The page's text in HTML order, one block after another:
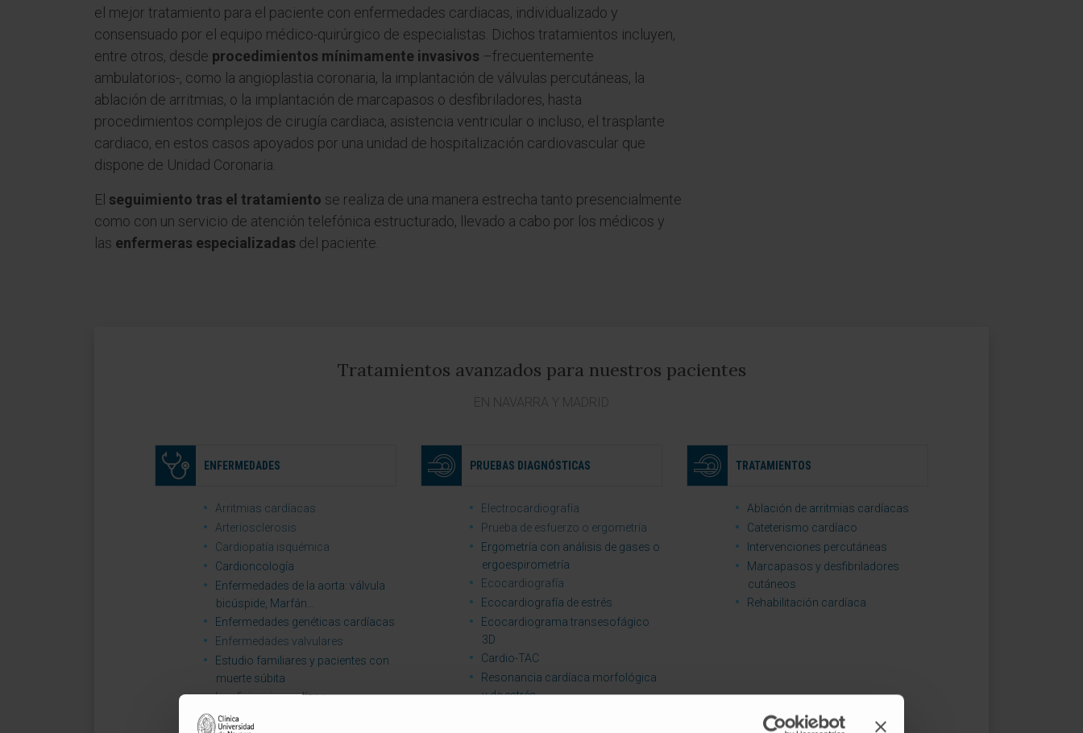
el mejor tratamiento para el paciente con enfermedades cardiacas, individualizado y
consensuado por el equipo médico-quirúrgico de especialistas. Dichos tratamientos incluyen,
entre otros, desde procedimientos mínimamente invasivos –frecuentemente
ambulatorios-, como la angioplastia coronaria, la implantación de válvulas percutáneas, la
ablación de arritmias, o la implantación de marcapasos o desfibriladores, hasta
procedimientos complejos de cirugía cardiaca, asistencia ventricular o incluso, el trasplante
cardiaco, en estos casos apoyados por una unidad de hospitalización cardiovascular que
dispone de Unidad Coronaria.
El seguimiento tras el tratamiento se realiza de una manera estrecha tanto presencialmente
como con un servicio de atención telefónica estructurado, llevado a cabo por los médicos y
las enfermeras especializadas del paciente.
Tratamientos avanzados para nuestros pacientes
EN NAVARRA Y MADRID
ENFERMEDADES
Arritmias cardíacas
Arteriosclerosis
Cardiopatía isquémica
Cardioncología
Enfermedades de la aorta: válvula
bicúspide, Marfán...
Enfermedades genéticas cardíacas
Enfermedades valvulares
Estudio familiares y pacientes con
muerte súbita
Insuficiencia cardíaca
Miocardiopatías
PRUEBAS DIAGNÓSTICAS
Electrocardiografía
Prueba de esfuerzo o ergometría
Ergometría con análisis de gases o
ergoespirometría
Ecocardiografía
Ecocardiografía de estrés
Ecocardiograma transesofágico
3D
Cardio-TAC
Resonancia cardíaca morfológica
y de estrés
TRATAMIENTOS
Ablación de arritmias cardíacas
Cateterismo cardíaco
Intervenciones percutáneas
Marcapasos y desfibriladores
cutáneos
Rehabilitación cardíaca